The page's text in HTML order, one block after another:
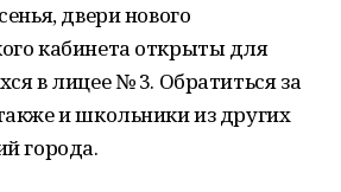
двери нового
кабинета открыты для
в лицее № 3. Обратиться за
и школьники из других
города.